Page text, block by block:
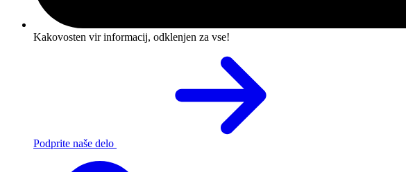
Kakovosten vir informacij, odklenjen za vse!
Podprite naše delo